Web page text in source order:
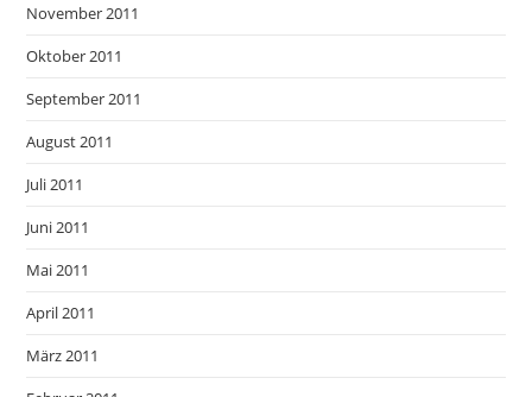
November 2011
Oktober 2011
September 2011
August 2011
Juli 2011
Juni 2011
Mai 2011
April 2011
März 2011